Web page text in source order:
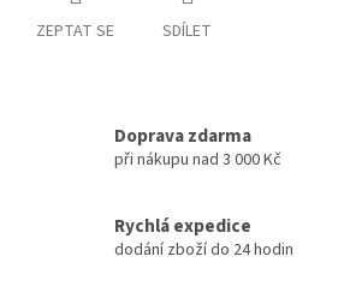
ZEPTAT SE SDÍLET
Doprava zdarma
při nákupu nad 3 000 Kč
Rychlá expedice
dodání zboží do 24 hodin